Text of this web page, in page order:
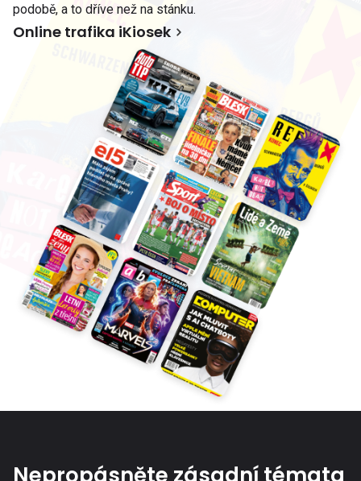
podobě, a to dříve než na stánku.
Online trafika iKiosek